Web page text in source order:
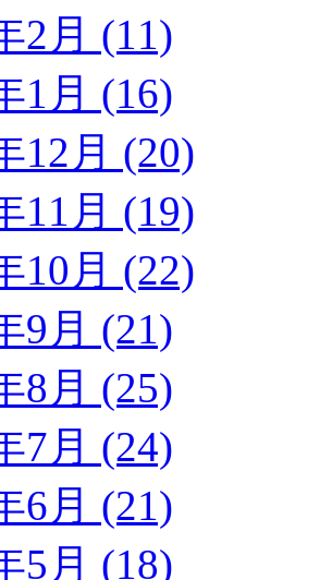
2月 (11)
1月 (16)
12月 (20)
11月 (19)
10月 (22)
9月 (21)
8月 (25)
7月 (24)
6月 (21)
5月 (18)